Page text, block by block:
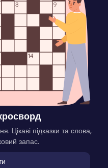
Цікаві підказки та слова,
запас.